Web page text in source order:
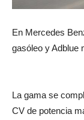
En Mercedes
gasóleo y Adblue
La gama se
CV de potencia